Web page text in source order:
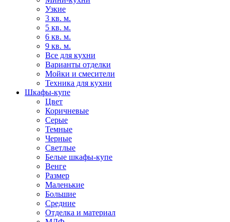
Узкие
3 кв. м.
5 кв. м.
6 кв. м.
9 кв. м.
Все для кухни
Варианты отделки
Мойки и смесители
Техника для кухни
Шкафы-купе
Цвет
Коричневые
Серые
Темные
Черные
Светлые
Белые шкафы-купе
Венге
Размер
Маленькие
Большие
Средние
Отделка и материал